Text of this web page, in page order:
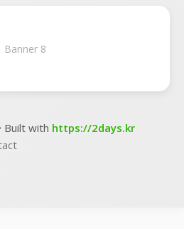
Banner 8
Built with https://2days.kr